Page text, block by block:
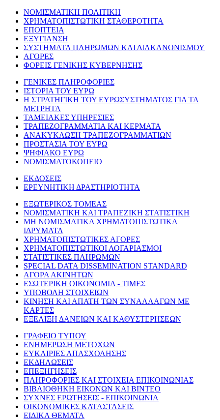
ΝΟΜΙΣΜΑΤΙΚΗ ΠΟΛΙΤΙΚΗ
ΧΡΗΜΑΤΟΠΙΣΤΩΤΙΚΗ ΣΤΑΘΕΡΟΤΗΤΑ
ΕΠΟΠΤΕΙΑ
ΕΞΥΓΙΑΝΣΗ
ΣΥΣΤΗΜΑΤΑ ΠΛΗΡΩΜΩΝ ΚΑΙ ΔΙΑΚΑΝΟΝΙΣΜΟΥ
ΑΓΟΡΕΣ
ΦΟΡΕΙΣ ΓΕΝΙΚΗΣ ΚΥΒΕΡΝΗΣΗΣ
ΓΕΝΙΚΕΣ ΠΛΗΡΟΦΟΡΙΕΣ
ΙΣΤΟΡΙΑ ΤΟΥ ΕΥΡΩ
Η ΣΤΡΑΤΗΓΙΚΗ ΤΟΥ ΕΥΡΩΣΥΣΤΗΜΑΤΟΣ ΓΙΑ ΤΑ
ΜΕΤΡΗΤΑ
ΤΑΜΕΙΑΚΕΣ ΥΠΗΡΕΣΙΕΣ
ΤΡΑΠΕΖΟΓΡΑΜΜΑΤΙΑ ΚΑΙ ΚΕΡΜΑΤΑ
ΑΝΑΚΥΚΛΩΣΗ ΤΡΑΠΕΖΟΓΡΑΜΜΑΤΙΩΝ
ΠΡΟΣΤΑΣΙΑ ΤΟΥ ΕΥΡΩ
ΨΗΦΙΑΚΟ ΕΥΡΩ
ΝΟΜΙΣΜΑΤΟΚΟΠΕΙΟ
ΕΚΔΟΣΕΙΣ
ΕΡΕΥΝΗΤΙΚΗ ΔΡΑΣΤΗΡΙΟΤΗΤΑ
ΕΞΩΤΕΡΙΚΟΣ ΤΟΜΕΑΣ
ΝΟΜΙΣΜΑΤΙΚΗ ΚΑΙ ΤΡΑΠΕΖΙΚΗ ΣΤΑΤΙΣΤΙΚΗ
ΜΗ ΝΟΜΙΣΜΑΤΙΚΑ ΧΡΗΜΑΤΟΠΙΣΤΩΤΙΚΑ
ΙΔΡΥΜΑΤΑ
ΧΡΗΜΑΤΟΠΙΣΤΩΤΙΚΕΣ ΑΓΟΡΕΣ
ΧΡΗΜΑΤΟΠΙΣΤΩΤΙΚΟΙ ΛΟΓΑΡΙΑΣΜΟΙ
ΣΤΑΤΙΣΤΙΚΕΣ ΠΛΗΡΩΜΩΝ
SPECIAL DATA DISSEMINATION STANDARD
ΑΓΟΡΑ ΑΚΙΝΗΤΩΝ
ΕΣΩΤΕΡΙΚΗ ΟΙΚΟΝΟΜΙΑ - ΤΙΜΕΣ
ΥΠΟΒΟΛΗ ΣΤΟΙΧΕΙΩΝ
ΚΙΝΗΣΗ ΚΑΙ ΑΠΑΤΗ ΤΩΝ ΣΥΝΑΛΛΑΓΩΝ ΜΕ
ΚΑΡΤΕΣ
ΕΞΕΛΙΞΗ ΔΑΝΕΙΩΝ ΚΑΙ ΚΑΘΥΣΤΕΡΗΣΕΩΝ
ΓΡΑΦΕΙΟ ΤΥΠΟΥ
ΕΝΗΜΕΡΩΣΗ ΜΕΤΟΧΩΝ
ΕΥΚΑΙΡΙΕΣ ΑΠΑΣΧΟΛΗΣΗΣ
ΕΚΔΗΛΩΣΕΙΣ
ΕΠΕΞΗΓΗΣΕΙΣ
ΠΛΗΡΟΦΟΡΙΕΣ ΚΑΙ ΣΤΟΙΧΕΙΑ ΕΠΙΚΟΙΝΩΝΙΑΣ
ΒΙΒΛΙΟΘΗΚΗ ΕΙΚΟΝΩΝ ΚΑΙ ΒΙΝΤΕΟ
ΣΥΧΝΕΣ ΕΡΩΤΗΣΕΙΣ - ΕΠΙΚΟΙΝΩΝΙΑ
ΟΙΚΟΝΟΜΙΚΕΣ ΚΑΤΑΣΤΑΣΕΙΣ
ΕΙΔΙΚΑ ΘΕΜΑΤΑ